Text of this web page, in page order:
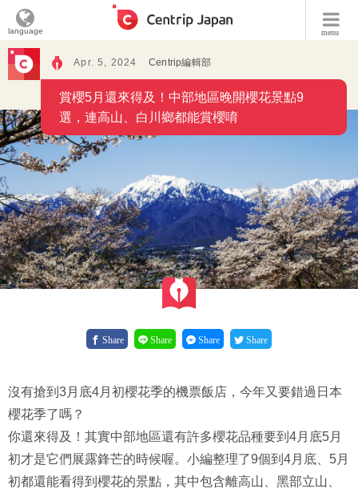
menu
language
Apr. 5, 2024 Centrip編輯部
賞櫻5月還來得及！中部地區晚開櫻花景點9
選，連高山、白川鄉都能賞櫻唷
Share Share Share Share
沒有搶到3月底4月初櫻花季的機票飯店，今年又要錯過日本
櫻花季了嗎？
你還來得及！其實中部地區還有許多櫻花品種要到4月底5月
初才是它們展露鋒芒的時候喔。小編整理了9個到4月底、5月
初都還能看得到櫻花的景點，其中包含離高山、黑部立山、